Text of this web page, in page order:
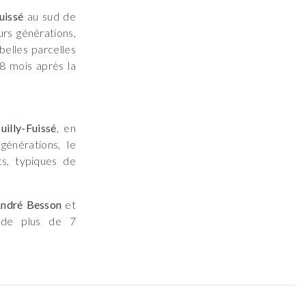
au sud de
générations,
parcelles
mois après la
Fuissé, en
le
typiques de
Besson et
de plus de 7